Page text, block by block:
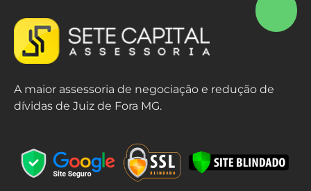
A maior assessoria de negociação e redução de
dívidas de Juiz de Fora MG.